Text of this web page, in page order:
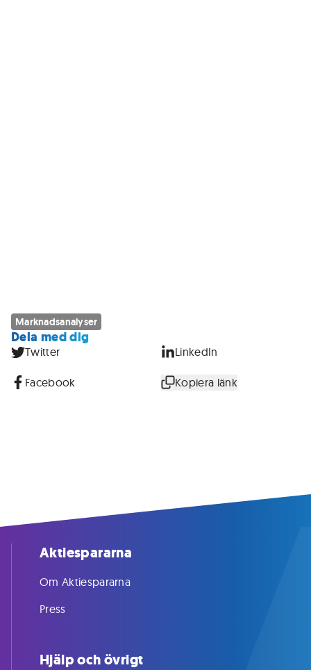
Marknadsanalyser
Dela med dig
Twitter LinkedIn
Facebook Kopiera länk
Aktiespararna
Om Aktiespararna
Press
Hjälp och övrigt